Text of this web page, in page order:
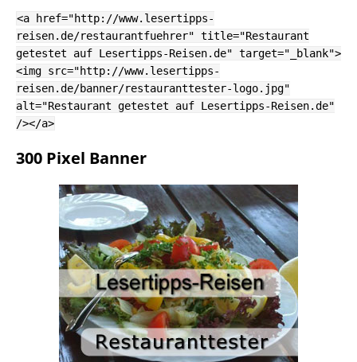
<a href="http://www.lesertipps-
reisen.de/restaurantfuehrer" title="Restaurant
getestet auf Lesertipps-Reisen.de" target="_blank">
<img src="http://www.lesertipps-
reisen.de/banner/restauranttester-logo.jpg"
alt="Restaurant getestet auf Lesertipps-Reisen.de"
/></a>
300 Pixel Banner